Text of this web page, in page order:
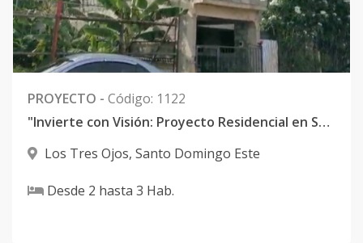
PROYECTO - Código: 1122
"Invierte con Visión: Proyecto Residencial en Santo Domingo Este, Cerca del Parque Los Tres Ojos y el Malecón, en oferta por US$325,000"
Los Tres Ojos, Santo Domingo Este
Desde 2 hasta 3 Hab.